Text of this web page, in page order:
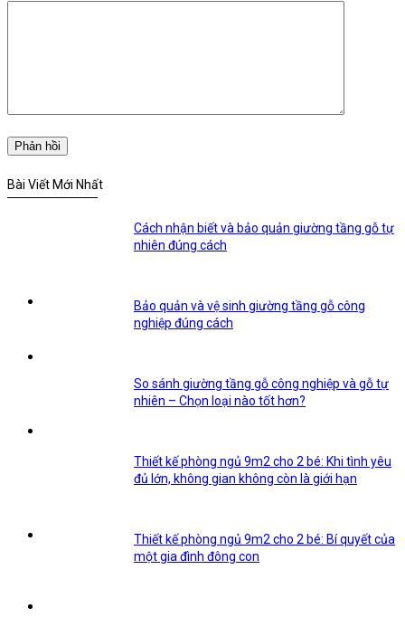
Bài Viết Mới Nhất
Cách nhận biết và bảo quản giường tầng gỗ tự
nhiên đúng cách
Bảo quản và vệ sinh giường tầng gỗ công
nghiệp đúng cách
So sánh giường tầng gỗ công nghiệp và gỗ tự
nhiên – Chọn loại nào tốt hơn?
Thiết kế phòng ngủ 9m2 cho 2 bé: Khi tình yêu
đủ lớn, không gian không còn là giới hạn
Thiết kế phòng ngủ 9m2 cho 2 bé: Bí quyết của
một gia đình đông con